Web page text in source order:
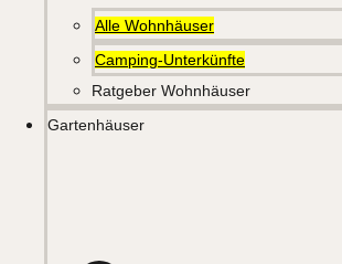
Alle Wohnhäuser
Camping-Unterkünfte
Ratgeber Wohnhäuser
Gartenhäuser